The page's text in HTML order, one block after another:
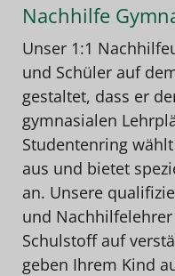
Nachhilfe
Unser 1:1
und Schüler auf
gestaltet, dass er
gymnasialen
Studentenring
aus und bietet
an. Unsere
und
Schulstoff auf
geben Ihrem Kind